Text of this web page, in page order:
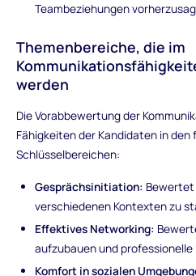
Teambeziehungen
Themenbereiche, die im
werden
Die Vorabbewertung der
Fähigkeiten der Kandidaten in den
Schlüsselbereichen:
Gesprächsinitiation: Bewertet
verschiedenen Kontexten zu
Effektives Networking:
aufzubauen und
Komfort in sozialen